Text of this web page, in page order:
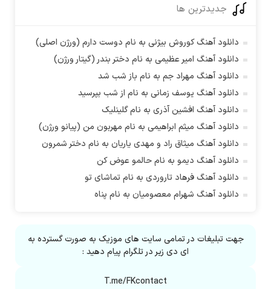
آدوین
آدینه
آراد
آراد شاک
آراد عباسی
آراز
آراز آرا
آراز المان
آراز نصیری
آراکو
آراکوم
آران براتی و ایمان حمیدی
جدیدترین ها
دانلود آهنگ کوروش بیژنی به نام دوست دارم (ورژن اصلی)
دانلود آهنگ امیر عظیمی به نام دختر بندر (گیتار ورژن)
دانلود آهنگ مهراد جم به نام باز شب شد
دانلود آهنگ یوسف زمانی به نام از شب بپرسید
دانلود آهنگ افشین آذری به نام گلینلیک
دانلود آهنگ میثم ابراهیمی به نام مهربون من (پیانو ورژن)
دانلود آهنگ میثاق راد و مهدی یاریان به نام دختر شمرون
دانلود آهنگ دیمو به نام حالمو عوض کن
دانلود آهنگ فرهاد تاروردی به نام تماشای تو
دانلود آهنگ شهرام معصومیان به نام پناه
جهت تبلیغات در تمامی سایت های موزیک به صورت گسترده به
ای دی زیر در تلگرام پیام دهید :
T.me/FKcontact